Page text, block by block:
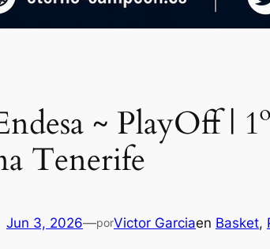
~ PlayOff |
Tenerife
Jun 3, 2026—porVictor Garciaen Basket,